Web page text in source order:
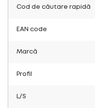
Cod de căutare rapidă
EAN code
Marcă
Profil
L/S